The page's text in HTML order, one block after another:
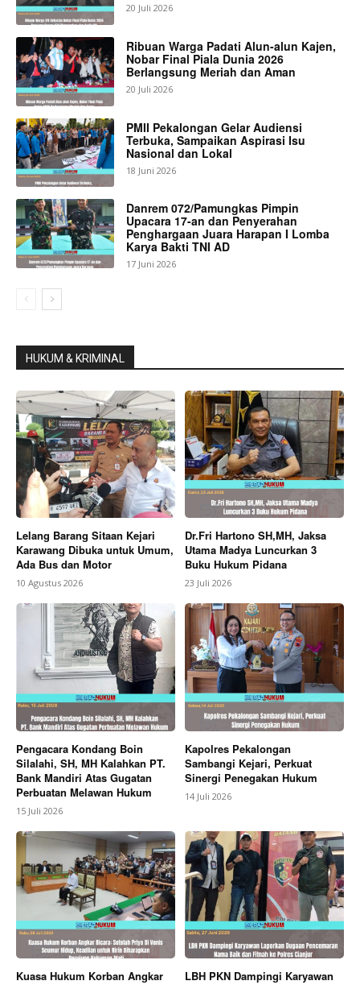
20 Juli 2026
Ribuan Warga Padati Alun-alun Kajen,
Nobar Final Piala Dunia 2026
Berlangsung Meriah dan Aman
20 Juli 2026
PMII Pekalongan Gelar Audiensi
Terbuka, Sampaikan Aspirasi Isu
Nasional dan Lokal
18 Juni 2026
Danrem 072/Pamungkas Pimpin
Upacara 17-an dan Penyerahan
Penghargaan Juara Harapan I Lomba
Karya Bakti TNI AD
17 Juni 2026
HUKUM & KRIMINAL
Lelang Barang Sitaan Kejari
Karawang Dibuka untuk Umum,
Ada Bus dan Motor
10 Agustus 2026
Dr.Fri Hartono SH,MH, Jaksa
Utama Madya Luncurkan 3
Buku Hukum Pidana
23 Juli 2026
Pengacara Kondang Boin
Silalahi, SH, MH Kalahkan PT.
Bank Mandiri Atas Gugatan
Perbuatan Melawan Hukum
15 Juli 2026
Kapolres Pekalongan
Sambangi Kejari, Perkuat
Sinergi Penegakan Hukum
14 Juli 2026
Kuasa Hukum Korban Angkar
LBH PKN Dampingi Karyawan